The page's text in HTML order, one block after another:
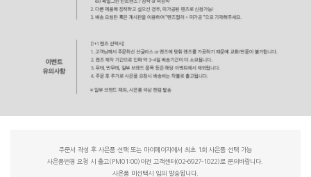
주문서 작성 후 사은품 선택 또는 마이페이지에서 최초 1회 사은품 선택 가능
사은품변경 요청 시 출고(PM01:00)이전 고객센터(02-6927-1022)로 문의바랍니다.
사은품 미선택시 임의 발송됩니다.